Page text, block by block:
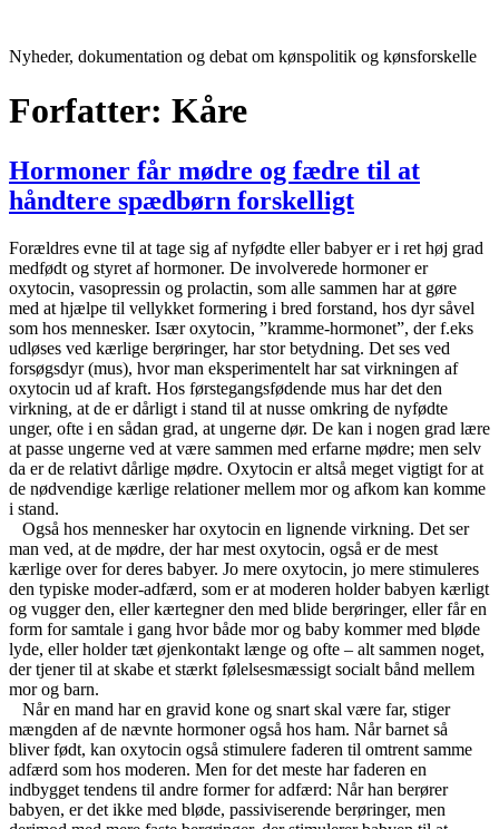
indhold
Nyheder, dokumentation og debat om kønspolitik og kønsforskelle
Forfatter: Kåre
Hormoner får mødre og fædre til at
håndtere spædbørn forskelligt
Forældres evne til at tage sig af nyfødte eller babyer er i ret høj grad
medfødt og styret af hormoner. De involverede hormoner er
oxytocin, vasopressin og prolactin, som alle sammen har at gøre
med at hjælpe til vellykket formering i bred forstand, hos dyr såvel
som hos mennesker. Især oxytocin, ”kramme-hormonet”, der f.eks
udløses ved kærlige berøringer, har stor betydning. Det ses ved
forsøgsdyr (mus), hvor man eksperimentelt har sat virkningen af
oxytocin ud af kraft. Hos førstegangsfødende mus har det den
virkning, at de er dårligt i stand til at nusse omkring de nyfødte
unger, ofte i en sådan grad, at ungerne dør. De kan i nogen grad lære
at passe ungerne ved at være sammen med erfarne mødre; men selv
da er de relativt dårlige mødre. Oxytocin er altså meget vigtigt for at
de nødvendige kærlige relationer mellem mor og afkom kan komme
i stand.
Også hos mennesker har oxytocin en lignende virkning. Det ser
man ved, at de mødre, der har mest oxytocin, også er de mest
kærlige over for deres babyer. Jo mere oxytocin, jo mere stimuleres
den typiske moder-adfærd, som er at moderen holder babyen kærligt
og vugger den, eller kærtegner den med blide berøringer, eller får en
form for samtale i gang hvor både mor og baby kommer med bløde
lyde, eller holder tæt øjenkontakt længe og ofte – alt sammen noget,
der tjener til at skabe et stærkt følelsesmæssigt socialt bånd mellem
mor og barn.
Når en mand har en gravid kone og snart skal være far, stiger
mængden af de nævnte hormoner også hos ham. Når barnet så
bliver født, kan oxytocin også stimulere faderen til omtrent samme
adfærd som hos moderen. Men for det meste har faderen en
indbygget tendens til andre former for adfærd: Når han berører
babyen, er det ikke med bløde, passiviserende berøringer, men